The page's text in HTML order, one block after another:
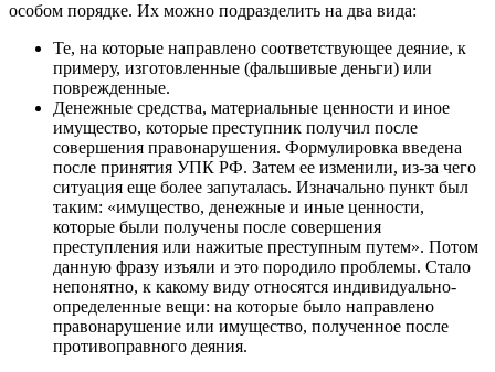
особом порядке. Их можно подразделить на два вида:
Те, на которые направлено соответствующее деяние, к
примеру, изготовленные (фальшивые деньги) или
поврежденные.
Денежные средства, материальные ценности и иное
имущество, которые преступник получил после
совершения правонарушения. Формулировка введена
после принятия УПК РФ. Затем ее изменили, из-за чего
ситуация еще более запуталась. Изначально пункт был
таким: «имущество, денежные и иные ценности,
которые были получены после совершения
преступления или нажитые преступным путем». Потом
данную фразу изъяли и это породило проблемы. Стало
непонятно, к какому виду относятся индивидуально-
определенные вещи: на которые было направлено
правонарушение или имущество, полученное после
противоправного деяния.